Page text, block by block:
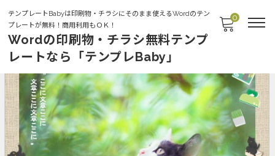
テンプレートBabyは印刷物・チラシにそのまま使えるWordのテン
プレートが無料！商用利用もＯＫ！
Wordの印刷物・チラシ無料テンプ
レートなら「テンプレBaby」
0